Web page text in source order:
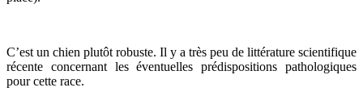
C’est un chien plutôt robuste. Il y a très peu de littérature scientifique
récente concernant les éventuelles prédispositions pathologiques
pour cette race.